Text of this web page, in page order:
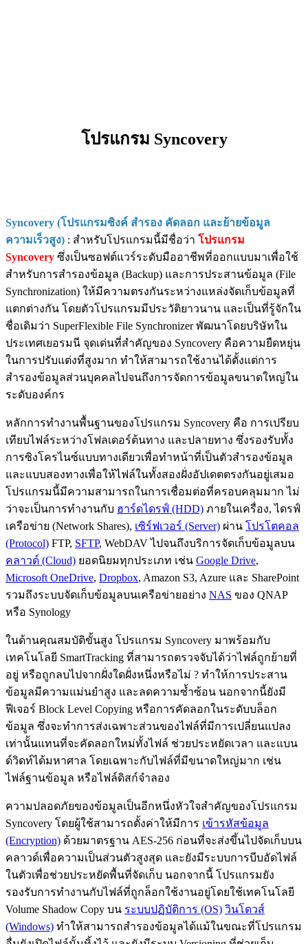
โปรแกรม Syncovery
Syncovery (โปรแกรมซิงค์ สำรอง คัดลอก และย้ายข้อมูล
ความเร็วสูง) : สำหรับโปรแกรมนี้มีชื่อว่า โปรแกรม
Syncovery ซึ่งเป็นซอฟต์แวร์ระดับมืออาชีพที่ออกแบบมาเพื่อใช้
สำหรับการสำรองข้อมูล (Backup) และการประสานข้อมูล (File
Synchronization) ให้มีความตรงกันระหว่างแหล่งจัดเก็บข้อมูลที่
แตกต่างกัน โดยตัวโปรแกรมมีประวัติยาวนาน และเป็นที่รู้จักใน
ชื่อเดิมว่า SuperFlexible File Synchronizer พัฒนาโดยบริษัทใน
ประเทศเยอรมนี จุดเด่นที่สำคัญของ Syncovery คือความยืดหยุ่น
ในการปรับแต่งที่สูงมาก ทำให้สามารถใช้งานได้ตั้งแต่การ
สำรองข้อมูลส่วนบุคคลไปจนถึงการจัดการข้อมูลขนาดใหญ่ใน
ระดับองค์กร
หลักการทำงานพื้นฐานของโปรแกรม Syncovery คือ การเปรียบ
เทียบไฟล์ระหว่างโฟลเดอร์ต้นทาง และปลายทาง ซึ่งรองรับทั้ง
การซิงโครไนซ์แบบทางเดียวเพื่อทำหน้าที่เป็นตัวสำรองข้อมูล
และแบบสองทางเพื่อให้ไฟล์ในทั้งสองฝั่งอัปเดตตรงกันอยู่เสมอ
โปรแกรมนี้มีความสามารถในการเชื่อมต่อที่ครอบคลุมมาก ไม่
ว่าจะเป็นการทำงานกับ ฮาร์ดไดรฟ์ (HDD) ภายในเครื่อง, ไดรฟ์
เครือข่าย (Network Shares), เซิร์ฟเวอร์ (Server) ผ่าน โปรโตคอล
(Protocol) FTP, SFTP, WebDAV ไปจนถึงบริการจัดเก็บข้อมูลบน
คลาวด์ (Cloud) ยอดนิยมทุกประเภท เช่น Google Drive,
Microsoft OneDrive, Dropbox, Amazon S3, Azure และ SharePoint
รวมถึงระบบจัดเก็บข้อมูลบนเครือข่ายอย่าง NAS ของ QNAP
หรือ Synology
ในด้านคุณสมบัติขั้นสูง โปรแกรม Syncovery มาพร้อมกับ
เทคโนโลยี SmartTracking ที่สามารถตรวจจับได้ว่าไฟล์ถูกย้ายที่
อยู่ หรือถูกลบไปจากฝั่งใดฝั่งหนึ่งหรือไม่ ? ทำให้การประสาน
ข้อมูลมีความแม่นยำสูง และลดความซ้ำซ้อน นอกจากนี้ยังมี
ฟีเจอร์ Block Level Copying หรือการคัดลอกในระดับบล็อก
ข้อมูล ซึ่งจะทำการส่งเฉพาะส่วนของไฟล์ที่มีการเปลี่ยนแปลง
เท่านั้นแทนที่จะคัดลอกใหม่ทั้งไฟล์ ช่วยประหยัดเวลา และแบน
ด์วิดท์ได้มหาศาล โดยเฉพาะกับไฟล์ที่มีขนาดใหญ่มาก เช่น
ไฟล์ฐานข้อมูล หรือไฟล์ดิสก์จำลอง
ความปลอดภัยของข้อมูลเป็นอีกหนึ่งหัวใจสำคัญของโปรแกรม
Syncovery โดยผู้ใช้สามารถตั้งค่าให้มีการ เข้ารหัสข้อมูล
(Encryption) ด้วยมาตรฐาน AES-256 ก่อนที่จะส่งขึ้นไปจัดเก็บบน
คลาวด์เพื่อความเป็นส่วนตัวสูงสุด และยังมีระบบการบีบอัดไฟล์
ในตัวเพื่อช่วยประหยัดพื้นที่จัดเก็บ นอกจากนี้ โปรแกรมยัง
รองรับการทำงานกับไฟล์ที่ถูกล็อกใช้งานอยู่โดยใช้เทคโนโลยี
Volume Shadow Copy บน ระบบปฏิบัติการ (OS) วินโดวส์
(Windows) ทำให้สามารถสำรองข้อมูลได้แม้ในขณะที่โปรแกรม